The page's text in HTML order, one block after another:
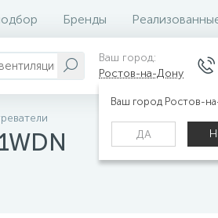
Бренды
Ваш город:
Ростов-на-Дону
Ваш город Ростов-
ДА